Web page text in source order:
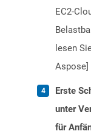
EC2-
lesen
Erste
unter
für